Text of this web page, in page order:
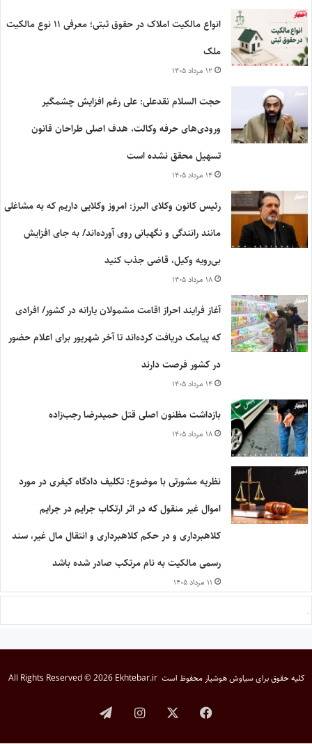
انواع مالکیت املاک در حقوق ثبتی؛ معرفی ۱۱ نوع مالکیت
ملک
۱۲ مرداد ۱۴۰۵
حجت السلام نقدعلی: علی رغم افزایش چشمگیر
ورودی‌های حرفه وکالت، هدف اصلی طراحان قانون
تسهیل محقق نشده است
۱۴ مرداد ۱۴۰۵
رئیس کانون وکلای البرز: امروز وکلایی داریم که به مشاغلی
مانند رانندگی و نگهبانی روی آورده‌اند/ به جای افزایش
بی‌رویه وکیل، قاضی جذب کنید
۱۸ مرداد ۱۴۰۵
آغاز فرایند احراز اقامت مشمولان یارانه در کشور/ افرادی
که پیامک دریافت کرده‌اند تا آخر شهریور برای اعلام حضور
در کشور فرصت دارند
۱۴ مرداد ۱۴۰۵
بازداشت مظنون اصلی قتل حمیدرضا رجب‌زاده
۱۸ مرداد ۱۴۰۵
نظریه مشورتی با موضوع: تکلیف دادگاه کیفری در مورد
اموال غیر منقول که در اثر ارتکاب جرایم در جرایم
کلاهبرداری و در حکم کلاهبرداری و انتقال مال غیر، سند
رسمی مالکیت به نام مرتکب صادر شده باشد
۱۱ مرداد ۱۴۰۵
کلیه حقوق برایسیاوش هوشیار محفوظ است All Rights Reserved © 2026 Ekhtebar.ir